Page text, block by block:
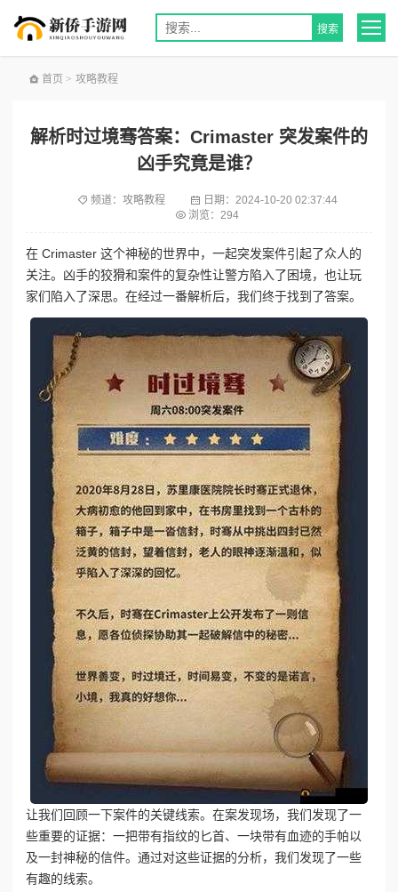
首页 > 攻略教程
解析时过境骞答案：Crimaster 突发案件的
凶手究竟是谁？
频道： 攻略教程 日期： 2024-10-20 02:37:44
浏览：294
在 Crimaster 这个神秘的世界中，一起突发案件引起了众人的
关注。凶手的狡猾和案件的复杂性让警方陷入了困境，也让玩
家们陷入了深思。在经过一番解析后，我们终于找到了答案。
让我们回顾一下案件的关键线索。在案发现场，我们发现了一
些重要的证据：一把带有指纹的匕首、一块带有血迹的手帕以
及一封神秘的信件。通过对这些证据的分析，我们发现了一些
有趣的线索。